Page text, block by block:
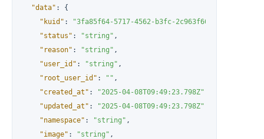
"data" :
{
"kuid" : "3fa85f64-5717-4562-b3fc-2c963f66afa6"
"status" : "string" ,
"reason" : "string" ,
"user_id" : "string" ,
"root_user_id" : "" ,
"created_at" : "2025-04-08T09:49:23.798Z"
"updated_at" : "2025-04-08T09:49:23.798Z"
"namespace" : "string" ,
"image" : "string" ,